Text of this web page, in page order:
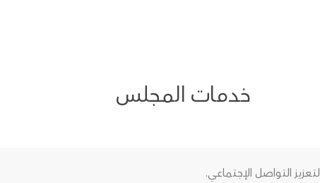
خدمات المجلس
التواصل الإجتماعي.